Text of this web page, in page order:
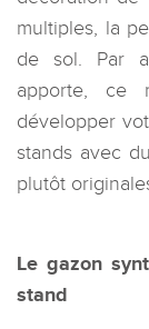
multiples, la
de sol. Par
apporte, ce
développer
stands avec
plutôt
Le gazon
stand